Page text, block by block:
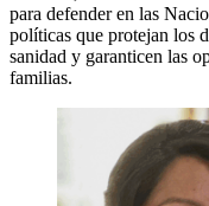
para defender en las
políticas que protejan los
sanidad y garanticen las
familias.